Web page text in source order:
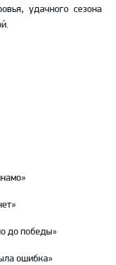
удачного сезона
до победы»
ошибка»